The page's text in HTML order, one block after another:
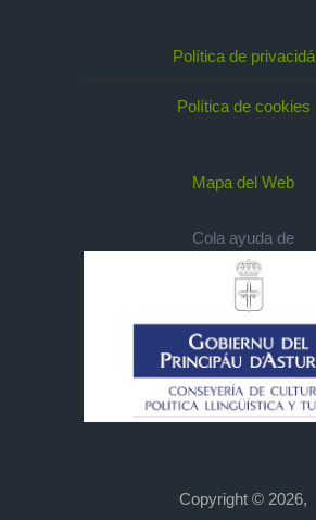
Política de privacidá
Política de cookies
Mapa del Web
Cola ayuda de
Copyright © 2026,